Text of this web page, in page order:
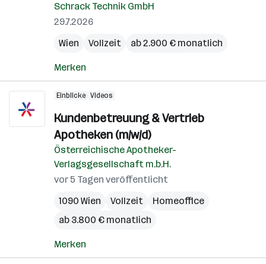
Schrack Technik GmbH
29.7.2026
Wien
Vollzeit ab 2.900 € monatlich
Merken
Einblicke Videos
Kundenbetreuung & Vertrieb
Apotheken (m/w/d)
Österreichische Apotheker-
Verlagsgesellschaft m.b.H.
vor 5 Tagen veröffentlicht
1090 Wien
Vollzeit
Homeoffice
ab 3.800 € monatlich
Merken